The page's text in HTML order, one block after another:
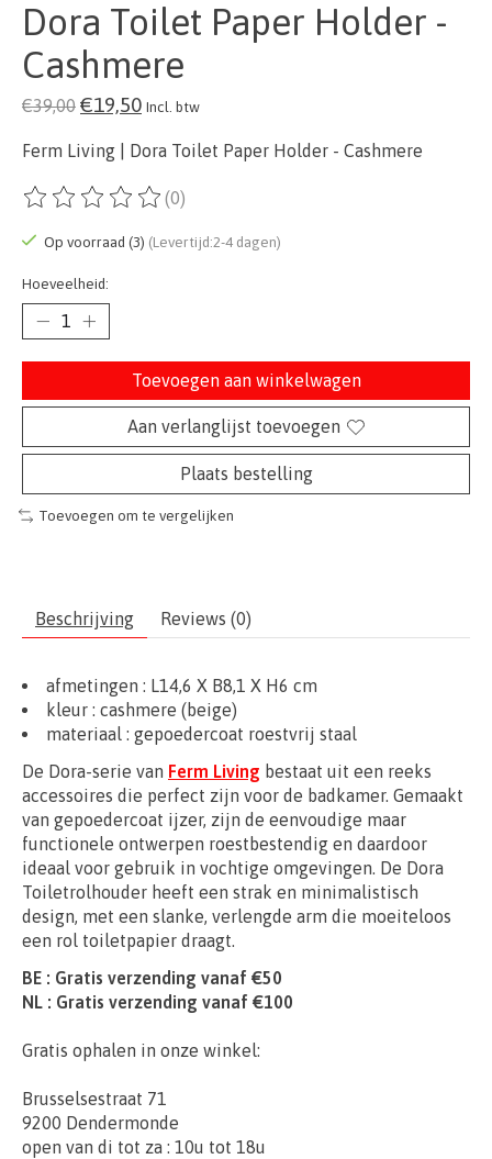
Dora Toilet Paper Holder -
Cashmere
€39,00 €19,50 Incl. btw
Ferm Living | Dora Toilet Paper Holder - Cashmere
De beoordeling van dit product is
(0)
Op voorraad (3) (Levertijd:2-4 dagen)
Hoeveelheid:
Toevoegen aan winkelwagen
Aan verlanglijst toevoegen
Plaats bestelling
Toevoegen om te vergelijken
Beschrijving Reviews (0)
afmetingen : L14,6 X B8,1 X H6 cm
kleur : cashmere (beige)
materiaal : gepoedercoat roestvrij staal
De Dora-serie van Ferm Living bestaat uit een reeks
accessoires die perfect zijn voor de badkamer. Gemaakt
van gepoedercoat ijzer, zijn de eenvoudige maar
functionele ontwerpen roestbestendig en daardoor
ideaal voor gebruik in vochtige omgevingen. De Dora
Toiletrolhouder heeft een strak en minimalistisch
design, met een slanke, verlengde arm die moeiteloos
een rol toiletpapier draagt.
BE : Gratis verzending vanaf €50
NL : Gratis verzending vanaf €100
Gratis ophalen in onze winkel:
Brusselsestraat 71
9200 Dendermonde
open van di tot za : 10u tot 18u